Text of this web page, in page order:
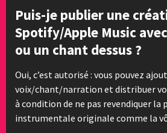
Puis-je publier une
Spotify/Apple Music
ou un chant dessus ?
Oui, c’est autorisé : vous pouvez
voix/chant/narration et distribuer
à condition de ne pas revendiquer la
instrumentale originale comme la